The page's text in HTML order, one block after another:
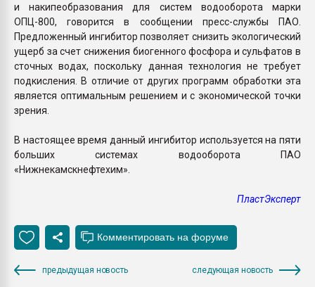
и накипеобразования для систем водооборота марки
ОПЦ-800, говорится в сообщении пресс-службы ПАО.
Предложенный ингибитор позволяет снизить экологический
ущерб за счет снижения биогенного фосфора и сульфатов в
сточных водах, поскольку данная технология не требует
подкисления. В отличие от других программ обработки эта
является оптимальным решением и с экономической точки
зрения.
В настоящее время данный ингибитор используется на пяти
больших системах водооборота ПАО
«Нижнекамскнефтехим».
ПластЭксперт
предыдущая новость следующая новость